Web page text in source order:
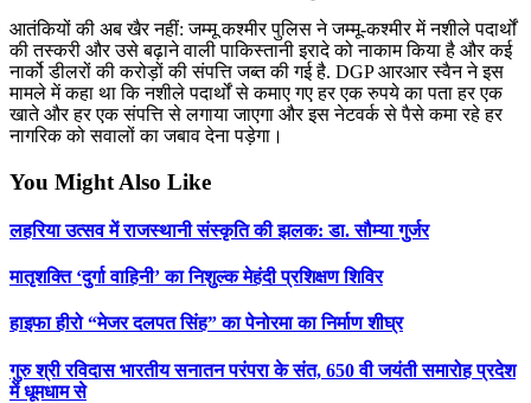
आतंकियों की अब खैर नहीं: जम्मू कश्मीर पुलिस ने जम्मू-कश्मीर में नशीले पदार्थों
की तस्करी और उसे बढ़ाने वाली पाकिस्तानी इरादे को नाकाम किया है और कई
नार्को डीलरों की करोड़ों की संपत्ति जब्त की गई है. DGP आरआर स्वैन ने इस
मामले में कहा था कि नशीले पदार्थों से कमाए गए हर एक रुपये का पता हर एक
खाते और हर एक संपत्ति से लगाया जाएगा और इस नेटवर्क से पैसे कमा रहे हर
नागरिक को सवालों का जबाव देना पड़ेगा।
You Might Also Like
लहरिया उत्सव में राजस्थानी संस्कृति की झलक: डा. सौम्या गुर्जर
मातृशक्ति ‘दुर्गा वाहिनी’ का निशुल्क मेहंदी प्रशिक्षण शिविर
हाइफा हीरो “मेजर दलपत सिंह” का पेनोरमा का निर्माण शीघ्र
गुरु श्री रविदास भारतीय सनातन परंपरा के संत, 650 वी जयंती समारोह प्रदेश
में धूमधाम से